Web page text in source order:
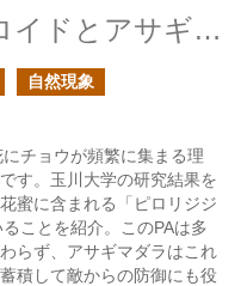
フジバカマのアルカロイドとアサギマダラ
自然現象
チョウが頻繁に集まる理
す。玉川大学の研究結果を
蜜に含まれる「ピロリジジ
ことを紹介。このPAは多
らず、アサギマダラはこれ
積して敵からの防御にも役